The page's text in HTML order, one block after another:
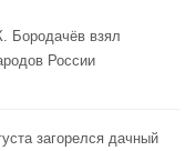
Бородачёв взял
России
загорелся дачный